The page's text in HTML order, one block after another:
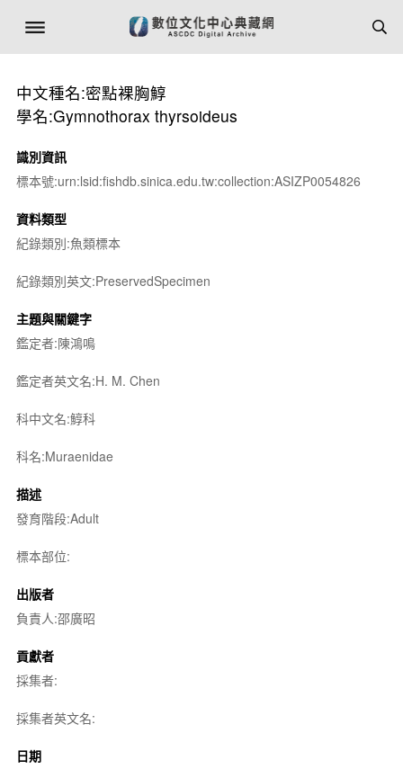
中文種名:密點裸胸鯙
學名:Gymnothorax thyrsoideus
識別資訊
標本號:urn:lsid:fishdb.sinica.edu.tw:collection:ASIZP0054826
資料類型
紀錄類別:魚類標本
紀錄類別英文:PreservedSpecimen
主題與關鍵字
鑑定者:陳鴻鳴
鑑定者英文名:H. M. Chen
科中文名:鯙科
科名:Muraenidae
描述
發育階段:Adult
標本部位:
出版者
負責人:邵廣昭
貢獻者
採集者:
採集者英文名:
日期